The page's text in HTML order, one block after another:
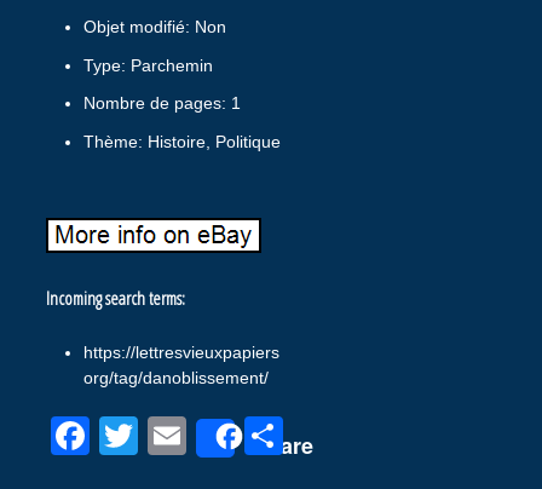
Objet modifié: Non
Type: Parchemin
Nombre de pages: 1
Thème: Histoire, Politique
Incoming search terms:
https://lettresvieuxpapiers
org/tag/danoblissement/
F T E
Share
P